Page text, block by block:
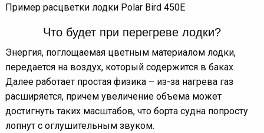
Пример расцветки лодки Polar Bird 450E
Что будет при перегреве лодки?
Энергия, поглощаемая цветным материалом лодки,
передается на воздух, который содержится в баках.
Далее работает простая физика – из-за нагрева газ
расширяется, причем увеличение объема может
достигнуть таких масштабов, что борта судна попросту
лопнут с оглушительным звуком.